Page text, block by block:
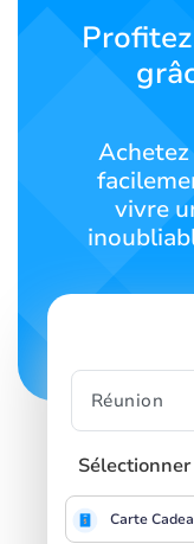
Contactez-
nous
SIGN UP
vivre
Carte